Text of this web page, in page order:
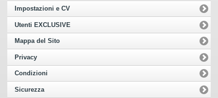
Impostazioni e CV
Utenti EXCLUSIVE
Mappa del Sito
Privacy
Condizioni
Sicurezza